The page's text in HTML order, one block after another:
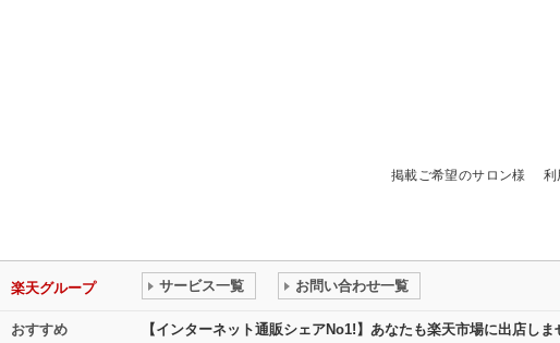
掲載ご希望のサロン様 利
楽天グループ サービス一覧 お問い合わせ一覧
おすすめ 【インターネット通販シェアNo1!】あなたも楽天市場に出店し